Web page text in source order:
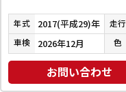
年式 2017(平成29)年 走行
車検 2026年12月 色
お問い合わせ